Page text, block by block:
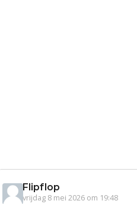
Flipflop
vrijdag 8 mei 2026 om 19:48